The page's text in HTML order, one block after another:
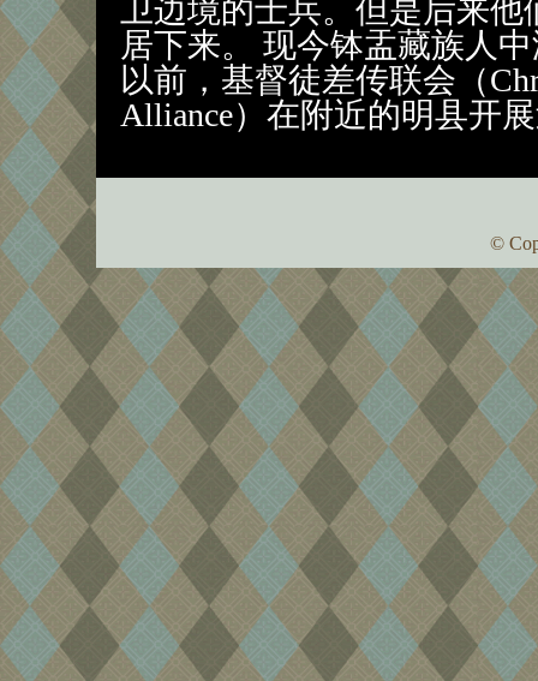
卫边境的士兵。但是后来
居下来。 现今钵盂藏族人
以前，基督徒差传联会（
Alliance）在附近的明县开
©